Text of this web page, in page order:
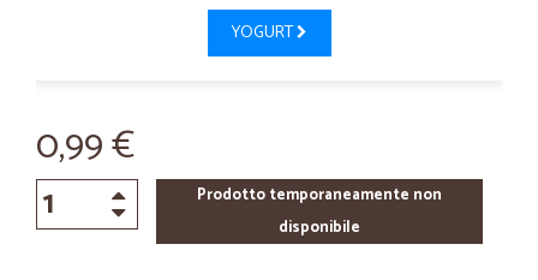
YOGURT
0,99 €
Prodotto temporaneamente non
disponibile